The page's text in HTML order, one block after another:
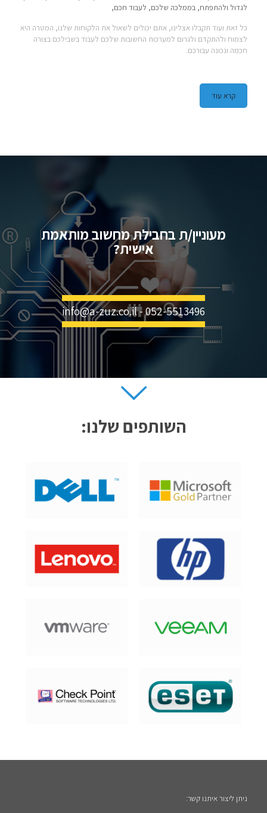
לגדול ולהתפתח, בממלכה שלכם, לעבוד חכם,
כל זאת ועוד תקבלו אצלינו, אתם יכולים לשאול את הלקוחות שלנו, המטרה היא
לצמוח ולהתקדם ולגרום למערכות החשובות שלכם לעבוד בשבילכם בצורה
חכמה ונכונה עבורכם.
קרא עוד
מעוניין/ת בחבילת מחשוב מותאמת
אישית?
info@a-zuz.co.il - 052-5513496
השותפים שלנו:
ניתן ליצור איתנו קשר: